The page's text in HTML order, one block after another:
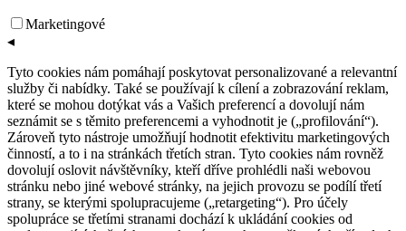
Marketingové
◂
Tyto cookies nám pomáhají poskytovat personalizované a relevantní
služby či nabídky. Také se používají k cílení a zobrazování reklam,
které se mohou dotýkat vás a Vašich preferencí a dovolují nám
seznámit se s těmito preferencemi a vyhodnotit je („profilování“).
Zároveň tyto nástroje umožňují hodnotit efektivitu marketingových
činností, a to i na stránkách třetích stran. Tyto cookies nám rovněž
dovolují oslovit návštěvníky, kteří dříve prohlédli naši webovou
stránku nebo jiné webové stránky, na jejich provozu se podílí třetí
strany, se kterými spolupracujeme („retargeting“). Pro účely
spolupráce se třetími stranami dochází k ukládání cookies od